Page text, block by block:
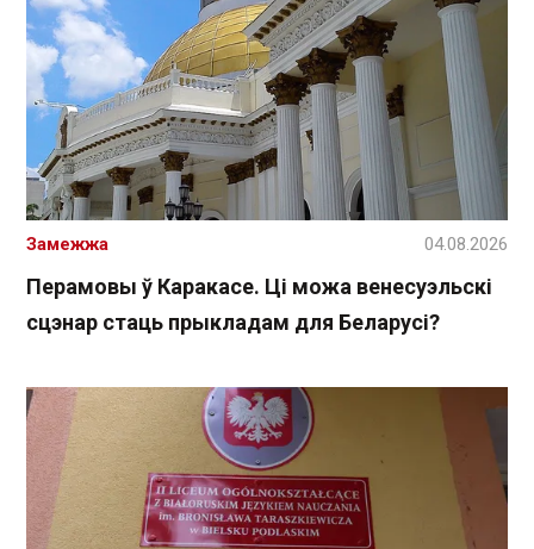
Перамовы ў Каракасе. Ці можа венесуэльскі
сцэнар стаць прыкладам для Беларусі?
Замежжа 04.08.2026